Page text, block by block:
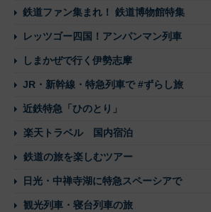
鉄道ファン集まれ！ 鉄道博物館特集
レッツゴー四国！アンパンマン列車
しまかぜで行く伊勢志摩
JR・新幹線・特急列車で #ずらし旅
近鉄特急「ひのとり」
楽天トラベル 国内宿泊
鉄道の旅を楽しむツアー
日光・中禅寺湖に特急スペーシアで
観光列車・寝台列車の旅